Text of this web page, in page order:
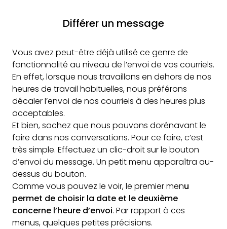
Différer un message
Vous avez peut-être déjà utilisé ce genre de
fonctionnalité au niveau de l’envoi de vos courriels.
En effet, lorsque nous travaillons en dehors de nos
heures de travail habituelles, nous préférons
décaler l’envoi de nos courriels à des heures plus
acceptables.
Et bien, sachez que nous pouvons dorénavant le
faire dans nos conversations. Pour ce faire, c’est
très simple. Effectuez un clic-droit sur le bouton
d’envoi du message. Un petit menu apparaîtra au-
dessus du bouton.
Comme vous pouvez le voir, le premier menu
permet de choisir la date et le deuxième
concerne l’heure d’envoi. Par rapport à ces
menus, quelques petites précisions.